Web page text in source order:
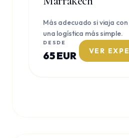
Más adecuado si viaja
una logística más simple.
DESDE
65 EUR VER